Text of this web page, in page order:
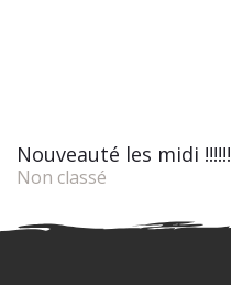
Nouveauté les midi !!!!!!
Non classé